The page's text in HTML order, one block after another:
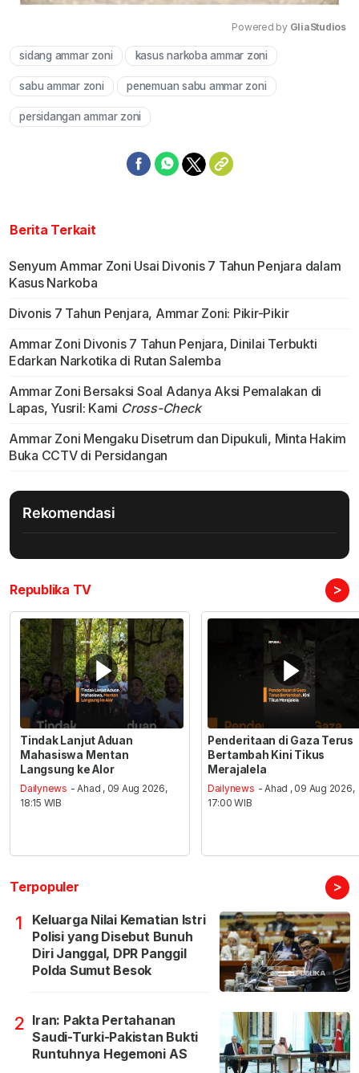
Powered by GliaStudios
sidang ammar zoni kasus narkoba ammar zoni
sabu ammar zoni penemuan sabu ammar zoni
persidangan ammar zoni
Berita Terkait
Senyum Ammar Zoni Usai Divonis 7 Tahun Penjara dalam
Kasus Narkoba
Divonis 7 Tahun Penjara, Ammar Zoni: Pikir-Pikir
Ammar Zoni Divonis 7 Tahun Penjara, Dinilai Terbukti
Edarkan Narkotika di Rutan Salemba
Ammar Zoni Bersaksi Soal Adanya Aksi Pemalakan di
Lapas, Yusril: Kami Cross-Check
Ammar Zoni Mengaku Disetrum dan Dipukuli, Minta Hakim
Buka CCTV di Persidangan
Rekomendasi
Republika TV >
Tindak Lanjut Aduan
Mahasiswa Mentan
Langsung ke Alor
Dailynews - Ahad , 09 Aug 2026,
18:15 WIB
Penderitaan di Gaza Terus
Bertambah Kini Tikus
Merajalela
Dailynews - Ahad , 09 Aug 2026,
17:00 WIB
Terpopuler >
1
Keluarga Nilai Kematian Istri
Polisi yang Disebut Bunuh
Diri Janggal, DPR Panggil
Polda Sumut Besok
2 Iran: Pakta Pertahanan
Saudi-Turki-Pakistan Bukti
Runtuhnya Hegemoni AS